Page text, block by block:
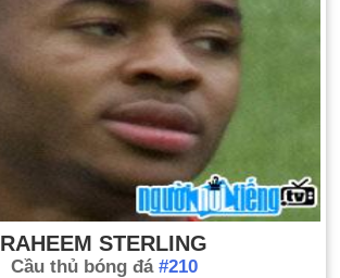
RAHEEM STERLING
Cầu thủ bóng đá #210